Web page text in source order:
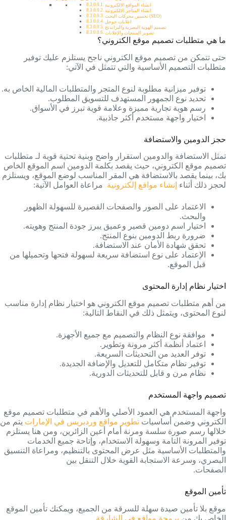
انشاء المواقع الالكترونية
انشاء المتاجر الالكترونية
تحسين محركات البحث (SEO)
اعلانات جوجل
تصميم الهوية البصرية والبراندنج
تصوير المنتجات والإعلانات
ما هي متطلبات تصميم موقع الكتروني؟
حتى تتمكن من تصميم موقع الكتروني ناجح يستلزم عليك توفير
متطلبات التصميم الأساسية والتي تتمثل في الآتي:
توفير ميزانية مطلوبة لنوع المتجر والمتطلبات المالية الخاص به.
تحديد نوع الجمهور المستهدف للتسويق المطلوب.
رسم هوية تجارية مميزة وعلامة قوية تبرز في الأسواق.
اختيار واجهة مستخدم أكثر جاذبية.
حجز الدومين والاستضافة
تمثل الاستضافة والدومين استقرار واضح وبنية تحتية قوية لـ متطلبات
تصميم موقع الكتروني، حيث يقصد بكلمة الدومين اسم الموقع الخاص
بك، بينما يقصد بالاستضافة هي المقر المناسب لوضع الموقع، ويستلزم
لحجز ذلك أثناء إنشاء مواقع إلكترونية مراعاة العوامل الآتية:
الاعتماد على الصور والصفحات القصيرة للسهولة الظهور
والبحث.
اختيار اسم دومين قصير وعميق يبرز جودة المنتج وهويته.
ضرورة ربط الدومين بنوع المنتج.
تحقق شهادة الأمان عند الاستضافة.
الإعتماد على نوع استضافة سريعة لسهولة فتحها وتحميلها من
قبل الموقع.
اختيار نظام إدارة المحتوى
من أهم متطلبات تصميم موقع الكتروني هو اختيار نظام إدارة مناسب
لنوع المحتوى، ويتمثل ذلك في النقاط التالية:
موافقة نوع النظام والتصميم مع جميع الأجهزة.
اعتماد أنظمة أكثر مرونة وتطوير.
توفر العديد من التحديثات السريعة.
توفير نظام متكامل للتعديل والإضافة الجديدة.
نظام مرن و قابل للتحديثات الدورية.
تصميم واجهة المستخدم
واجهة المستخدم هي العمود الأصلي والأهم في متطلبات تصميم موقع
الكتروني وضمن أساسيات تطوير مواقع وردبريس في الإمارات يتم من
خلالها رسم صورة سلسة ومرنة أمام أعين الزائرين، ومن هنا يستلزم
توفير المرونة التامة وسهولة الاستخدام، وإتاحة جميع الخدمات
والمتطلبات الأساسية مثل عرض المحتوى بالتنظيم، ومراعاة التنسيق
البصري، وسرعة الاستجابة القوية خلال التنقل بين
الصفحات.
تأمين الموقع
موقع بلا تأمين صيدة سهلة للسرقة من الجميع، ويمكنك تأمين الموقع
الخاص بك من برمجة مواقع في الشارقة